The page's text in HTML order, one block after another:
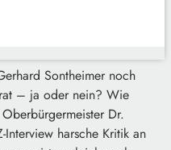
Sontheimer noch
– ja oder nein? Wie
Dr.
harsche Kritik an